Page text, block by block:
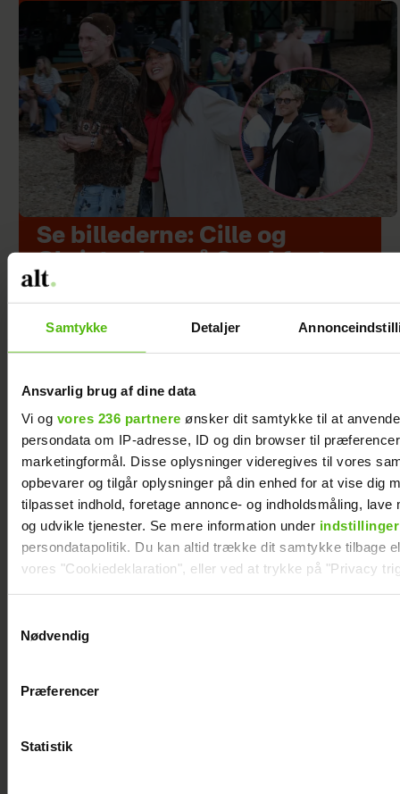
Samtykke Detaljer
Ansvarlig brug af dine data
Vi og vores 236 partnere ønsker dit samtykke til at
persondata om IP-adresse, ID og din browser til
marketingformål. Disse oplysninger videregives til vores
opbevarer og tilgår oplysninger på din enhed for at vise dig
tilpasset indhold, foretage annonce- og indholdsmåling, lave
og udvikle tjenester. Se mere information under indstillinger
persondatapolitik. Du kan altid trække dit samtykke tilbage
vores "Cookiedeklaration", eller ved at trykke på "Privacy
Vi anvender egne cookies og cookies fra tredjeparter til at
generere statistik og huske dine præferencer samt til brug
Nødvendig
Præferencer
Statistik
Se billederne: Cille og
med særligt vennepar
Nyt projekt fra
Christian Tafdrup:
dramaserie
Albert Harson
åbner op: Sådan